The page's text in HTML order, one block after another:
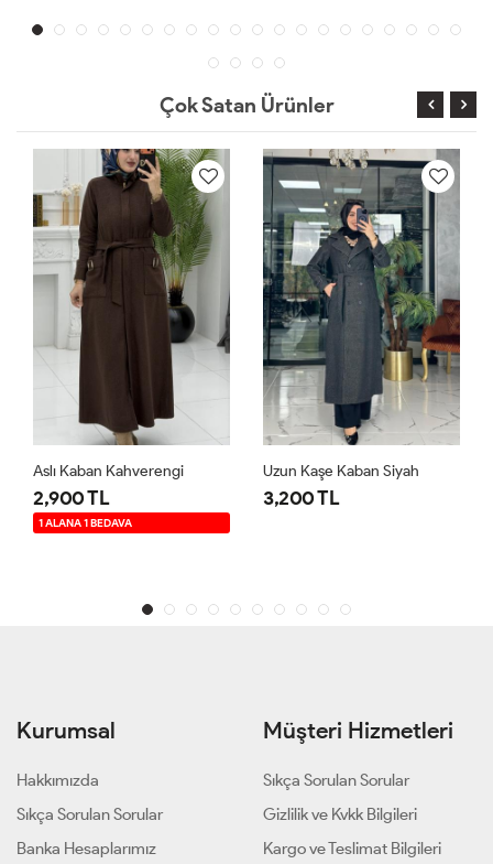
Çok Satan Ürünler
Aslı Kaban Kahverengi
2,900 TL
1 ALANA 1 BEDAVA
Uzun Kaşe Kaban Siyah
3,200 TL
Kurumsal
Hakkımızda
Sıkça Sorulan Sorular
Banka Hesaplarımız
Müşteri Hizmetleri
Sıkça Sorulan Sorular
Gizlilik ve Kvkk Bilgileri
Kargo ve Teslimat Bilgileri